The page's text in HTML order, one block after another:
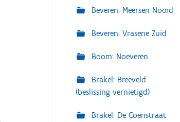
Beveren: Meersen Noord
Beveren: Vrasene Zuid
Boom: Noeveren
Brakel: Breeveld
(beslissing vernietigd)
Brakel: De Coenstraat